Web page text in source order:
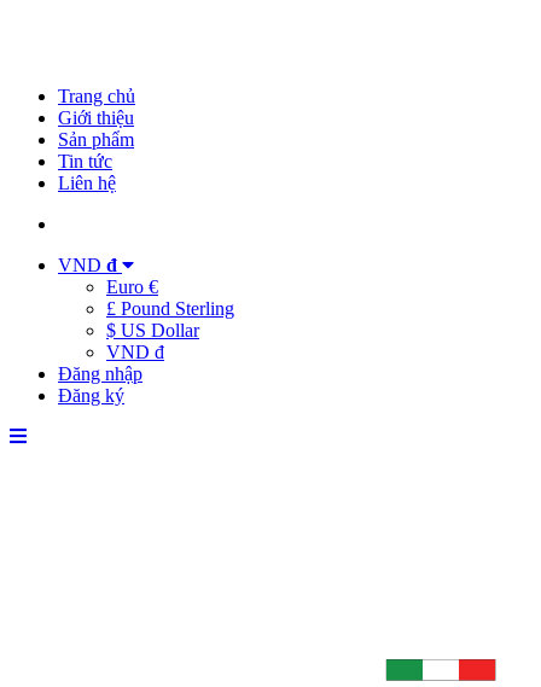
Trang chủ
Giới thiệu
Sản phẩm
Tin tức
Liên hệ
VND đ
Euro €
£ Pound Sterling
$ US Dollar
VND đ
Đăng nhập
Đăng ký